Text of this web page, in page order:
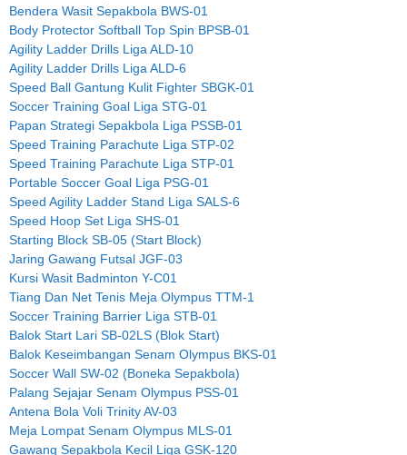
Bendera Wasit Sepakbola BWS-01
Body Protector Softball Top Spin BPSB-01
Agility Ladder Drills Liga ALD-10
Agility Ladder Drills Liga ALD-6
Speed Ball Gantung Kulit Fighter SBGK-01
Soccer Training Goal Liga STG-01
Papan Strategi Sepakbola Liga PSSB-01
Speed Training Parachute Liga STP-02
Speed Training Parachute Liga STP-01
Portable Soccer Goal Liga PSG-01
Speed Agility Ladder Stand Liga SALS-6
Speed Hoop Set Liga SHS-01
Starting Block SB-05 (Start Block)
Jaring Gawang Futsal JGF-03
Kursi Wasit Badminton Y-C01
Tiang Dan Net Tenis Meja Olympus TTM-1
Soccer Training Barrier Liga STB-01
Balok Start Lari SB-02LS (Blok Start)
Balok Keseimbangan Senam Olympus BKS-01
Soccer Wall SW-02 (Boneka Sepakbola)
Palang Sejajar Senam Olympus PSS-01
Antena Bola Voli Trinity AV-03
Meja Lompat Senam Olympus MLS-01
Gawang Sepakbola Kecil Liga GSK-120